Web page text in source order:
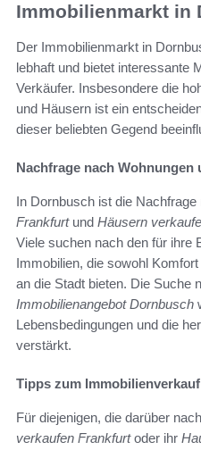
Immobilienmarkt in
Der Immobilienmarkt in
lebhaft und bietet interessante
Verkäufer. Insbesondere die
und Häusern ist ein
dieser beliebten Gegend
Nachfrage nach Wohnungen
In Dornbusch ist die Nachfrage
Frankfurtund Häusern
Viele suchen nach den für ihre
Immobilien, die sowohl
an die Stadt bieten. Die Suche
Immobilienangebot Dornbusch
Lebensbedingungen und die
verstärkt.
Tipps zum
Für diejenigen, die darüber
verkaufen Frankfurtoder ihr